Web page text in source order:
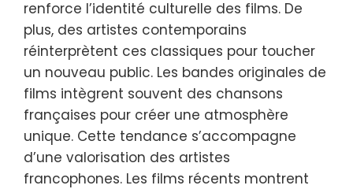
renforce l’identité culturelle des films. De
plus, des artistes contemporains
réinterprètent ces classiques pour toucher
un nouveau public. Les bandes originales de
films intègrent souvent des chansons
françaises pour créer une atmosphère
unique. Cette tendance s’accompagne
d’une valorisation des artistes
francophones. Les films récents montrent